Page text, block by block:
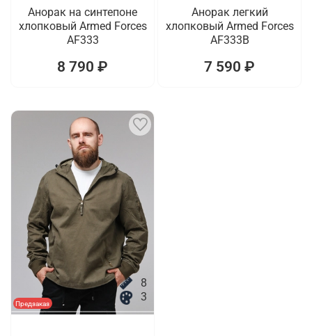
Анорак на синтепоне
хлопковый Armed Forces
AF333
8 790 ₽
Анорак легкий
хлопковый Armed Forces
AF333B
7 590 ₽
Предзаказ
8
3